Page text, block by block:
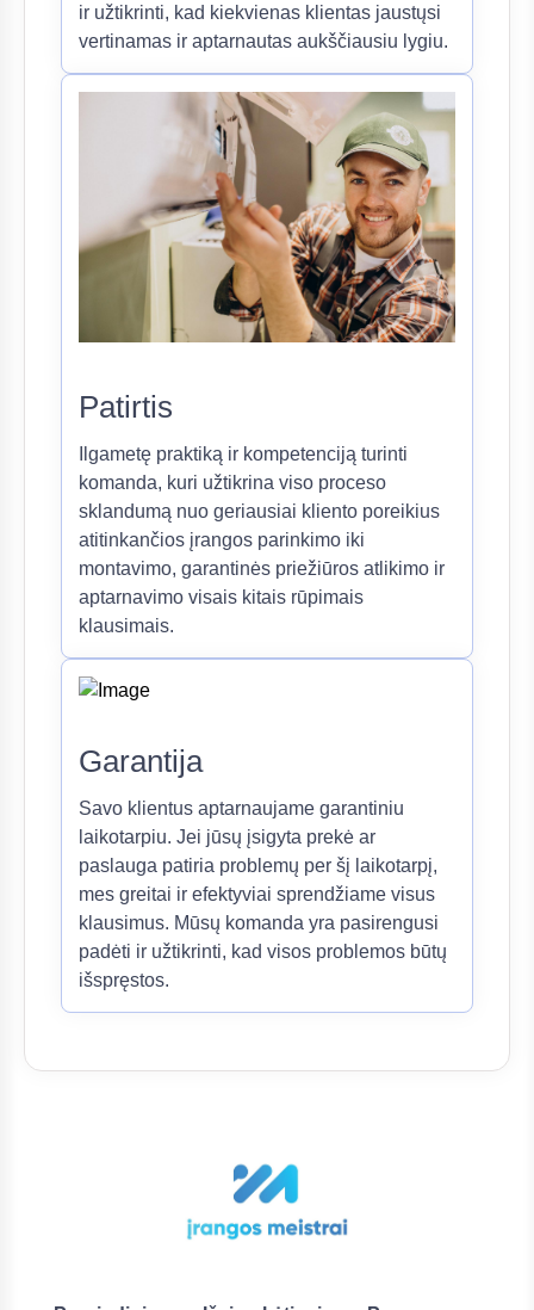
ir užtikrinti, kad kiekvienas klientas jaustųsi
vertinamas ir aptarnautas aukščiausiu lygiu.
Patirtis
Ilgametę praktiką ir kompetenciją turinti
komanda, kuri užtikrina viso proceso
sklandumą nuo geriausiai kliento poreikius
atitinkančios įrangos parinkimo iki
montavimo, garantinės priežiūros atlikimo ir
aptarnavimo visais kitais rūpimais
klausimais.
Garantija
Savo klientus aptarnaujame garantiniu
laikotarpiu. Jei jūsų įsigyta prekė ar
paslauga patiria problemų per šį laikotarpį,
mes greitai ir efektyviai sprendžiame visus
klausimus. Mūsų komanda yra pasirengusi
padėti ir užtikrinti, kad visos problemos būtų
išspręstos.